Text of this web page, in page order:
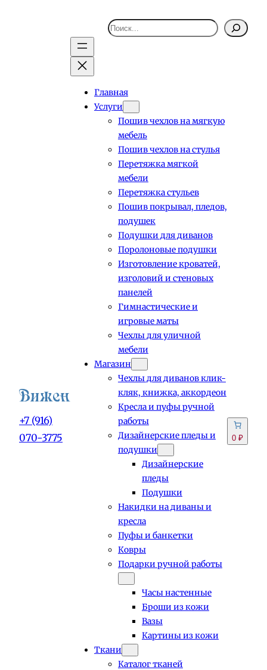
+7 (916)
070-3775
Поиск
Главная
Услуги
Пошив чехлов на мягкую
мебель
Пошив чехлов на стулья
Перетяжка мягкой
мебели
Перетяжка стульев
Пошив покрывал, пледов,
подушек
Подушки для диванов
Поролоновые подушки
Изготовление кроватей,
изголовий и стеновых
панелей
Гимнастические и
игровые маты
Чехлы для уличной
мебели
Магазин
Чехлы для диванов клик-
кляк, книжка, аккордеон
Кресла и пуфы ручной
работы
Дизайнерские пледы и
подушки
Дизайнерские
пледы
Подушки
Накидки на диваны и
кресла
Пуфы и банкетки
Ковры
Подарки ручной работы
Часы настенные
Броши из кожи
Вазы
Картины из кожи
Ткани
Каталог тканей
0 ₽